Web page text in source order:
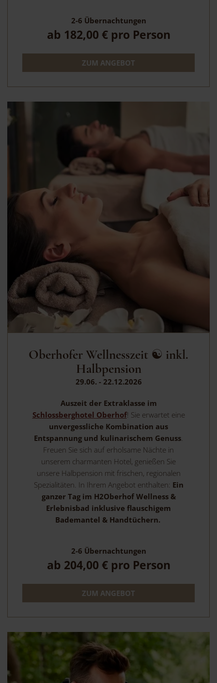
2-6 Übernachtungen
ab 182,00 € pro Person
ZUM ANGEBOT
Oberhofer Wellnesszeit ☯ inkl.
Halbpension
29.06. - 22.12.2026
Auszeit der Extraklasse im
Schlossberghotel Oberhof! Sie erwartet eine
unvergessliche Kombination aus
Entspannung und kulinarischem Genuss
Freuen Sie sich auf erholsame Nächte in
unserem charmanten Hotel, genießen Sie
unsere Halbpension mit frischen, regionalen
Spezialitäten. In Ihrem Angebot enthalten: Ein
ganzer Tag im H2Oberhof Wellness &
Erlebnisbad inklusive flauschigem
Bademantel & Handtüchern.
2-6 Übernachtungen
ab 204,00 € pro Person
ZUM ANGEBOT